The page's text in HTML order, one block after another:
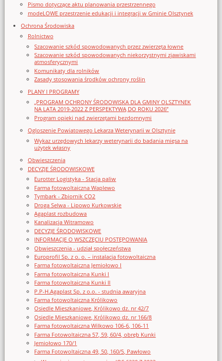
Pismo dotyczące aktu planowania przestrzennego
modeLOWE przestrzenie edukacji i integracji w Gminie Olsztynek
Ochrona Środowiska
Rolnictwo
Szacowanie szkód spowodowanych przez zwierzęta łowne
Szacowanie szkód spowodowanych niekorzystnymi zjawiskami
atmosferycznymi
Komunikaty dla rolników
Zasady stosowania środków ochrony roślin
PLANY I PROGRAMY
„PROGRAM OCHRONY ŚRODOWISKA DLA GMINY OLSZTYNEK
NA LATA 2019-2022 Z PERSPEKTYWĄ DO ROKU 2026”
Program opieki nad zwierzętami bezdomnymi
Ogloszenie Powiatowego Lekarza Weterynarii w Olsztynie
Wykaz urzędowych lekarzy weterynarii do badania mięsa na
użytek własny
Obwieszczenia
DECYZJE ŚRODOWISKOWE
Eurotter Logistyka - Stacja paliw
Farma fotowoltaiczna Waplewo
Tymbark - Zbiornik CO2
Droga Selwa - Lipowo Kurkowskie
Agaplast rozbudowa
Kanalizacja Witramowo
DECYZJE ŚRODOWISKOWE
INFORMACJE O WSZCZĘCIU POSTĘPOWANIA
Obwieszczenia - udział społeczeństwa
Europrofil Sp. z o. o. – instalacja fotowoltaiczna
Farma fotowoltaiczna Jemiołowo I
Farma fotowoltaiczna Kunki I
Farma fotowoltaiczna Kunki II
P.P-H.Agaplast Sp. z o.o. - studnia awaryjna
Farma fotowoltaiczna Królikowo
Osiedle Mieszkaniowe, Królikowo dz. nr 42/7
Osiedle Mieszkaniowe, Królikowo dz. nr 166/8
Farma fotowoltaiczna Wilkowo 106-6, 106-11
Farma Fotowoltaiczna 57, 59, 60/4, obręb Kunki
Jemiołowo 170/1
Farma Fotowoltaiczna 49, 50, 160/5, Pawłowo